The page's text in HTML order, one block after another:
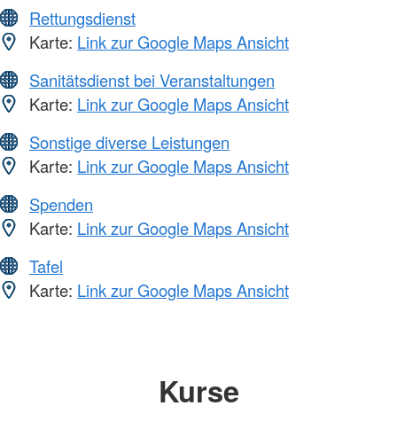
Rettungsdienst
Karte: Link zur Google Maps Ansicht
Sanitätsdienst bei Veranstaltungen
Karte: Link zur Google Maps Ansicht
Sonstige diverse Leistungen
Karte: Link zur Google Maps Ansicht
Spenden
Karte: Link zur Google Maps Ansicht
Tafel
Karte: Link zur Google Maps Ansicht
Kurse